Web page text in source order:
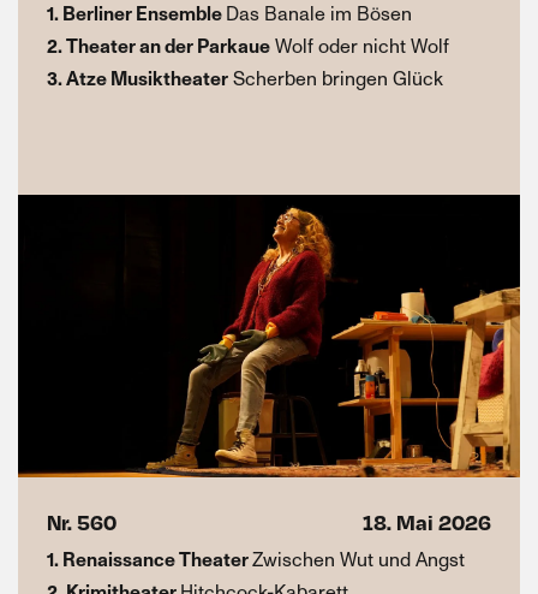
1. Berliner EnsembleDas Banale im Bösen
2. Theater an der ParkaueWolf oder nicht Wolf
3. Atze MusiktheaterScherben bringen Glück
Nr. 560 18. Mai 2026
1. Renaissance TheaterZwischen Wut und Angst